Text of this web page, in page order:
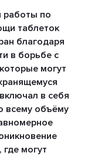
работы по
таблеток
благодаря
в борьбе с
могут
в себя
всему объёму
могут